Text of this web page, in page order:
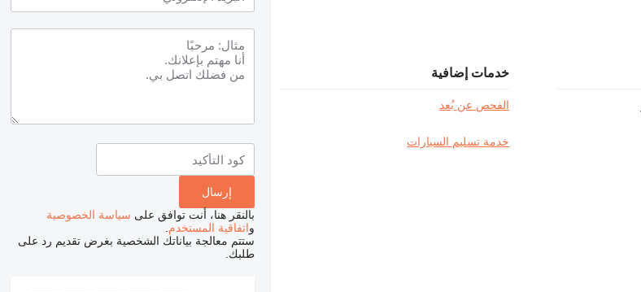
خدمات إضافية
الفحص عن بُعد
خدمة تسليم السيارات
بالنقر هنا، أنت توافق على سياسة الخصوصية
واتفاقية المستخدم
ستتم معالجة بياناتك الشخصية بغرض تقديم رد على
طلبك.